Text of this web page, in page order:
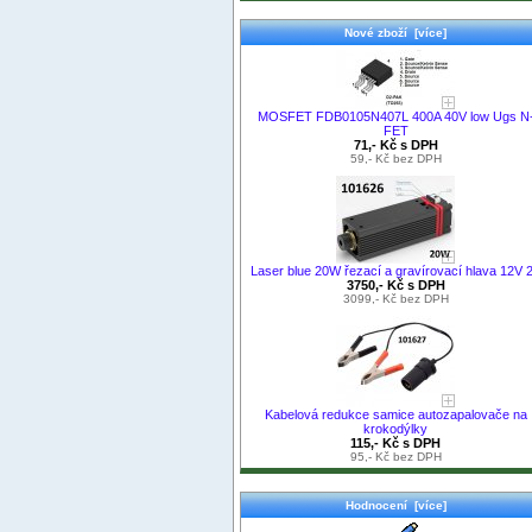
Nové zboží [více]
MOSFET FDB0105N407L 400A 40V low Ugs
FET
71,- Kč s DPH
59,- Kč bez DPH
Laser blue 20W řezací a gravírovací hlava 12V
3750,- Kč s DPH
3099,- Kč bez DPH
Kabelová redukce samice autozapalovače na
krokodýlky
115,- Kč s DPH
95,- Kč bez DPH
Hodnocení [více]